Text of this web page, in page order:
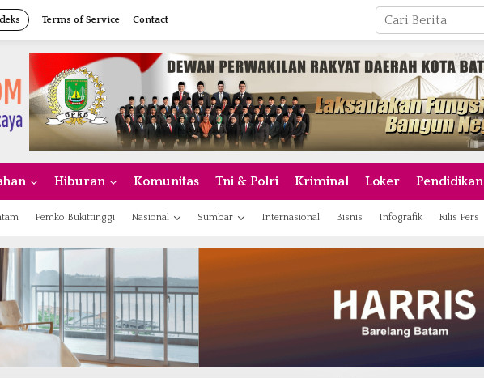
Terms of Service Contact
Hiburan Komunitas Tni & Polri Kriminal Loker Pendidikan
Pemko Bukittinggi Nasional Sumbar Internasional Bisnis Infografik Rilis Pers